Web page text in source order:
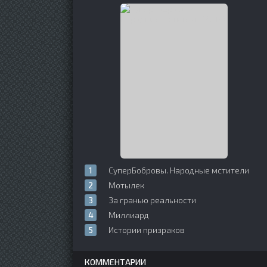
СуперБобровы. Народные мстители
Мотылек
За гранью реальности
Миллиард
Истории призраков
КОММЕНТАРИИ